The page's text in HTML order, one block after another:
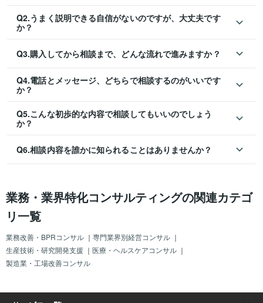
Q2.うまく説明できる自信がないのですが、大丈夫です
か？
Q3.購入してから相談まで、どんな流れで進みますか？
Q4.電話とメッセージ、どちらで相談するのがいいです
か？
Q5.こんな初歩的な内容で相談してもいいのでしょう
か？
Q6.相談内容を誰かに知られることはありませんか？
業務・業界特化コンサルティングの関連カテゴ
リ一覧
業務改善・BPRコンサル ｜ 専門業界別経営コンサル ｜
生産技術・研究開発支援 ｜ 医療・ヘルスケアコンサル ｜
製造業・工場改善コンサル